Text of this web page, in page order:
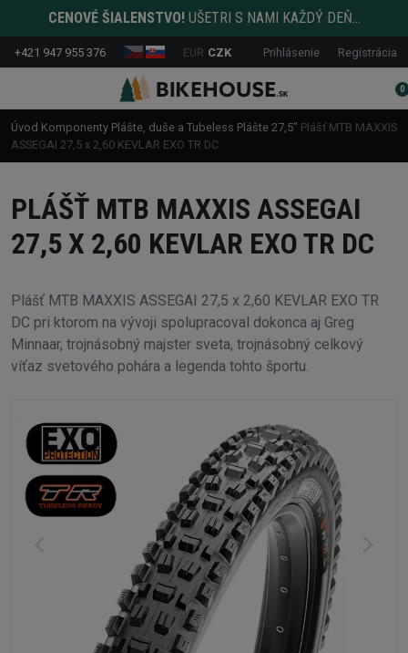
CENOVÉ ŠIALENSTVO! UŠETRI S NAMI KAŽDÝ DEŇ...
+421 947 955 376 EUR CZK Prihlásenie Registrácia
0
Úvod Komponenty Plášte, duše a Tubeless Plášte 27,5" Plášť MTB MAXXIS
ASSEGAI 27,5 x 2,60 KEVLAR EXO TR DC
PLÁŠŤ MTB MAXXIS ASSEGAI
27,5 X 2,60 KEVLAR EXO TR DC
Plášť MTB MAXXIS ASSEGAI 27,5 x 2,60 KEVLAR EXO TR
DC pri ktorom na vývoji spolupracoval dokonca aj Greg
Minnaar, trojnásobný majster sveta, trojnásobný celkový
víťaz svetového pohára a legenda tohto športu.